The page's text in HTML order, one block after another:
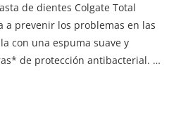
de dientes Colgate Total
a prevenir los problemas en las
con una espuma suave y
de protección antibacterial.